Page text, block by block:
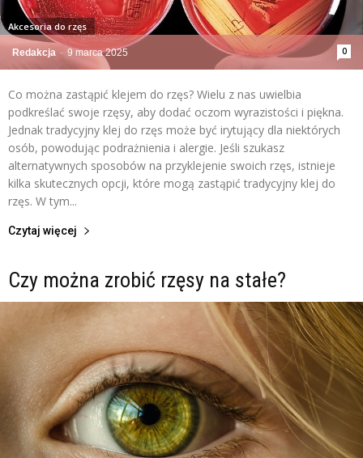
Redakcja - 9 marca 2025 0
Akcesoria do rzęs
Co można zastąpić klejem do rzęs? Wielu z nas uwielbia
podkreślać swoje rzęsy, aby dodać oczom wyrazistości i piękna.
Jednak tradycyjny klej do rzęs może być irytujący dla niektórych
osób, powodując podrażnienia i alergie. Jeśli szukasz
alternatywnych sposobów na przyklejenie swoich rzęs, istnieje
kilka skutecznych opcji, które mogą zastąpić tradycyjny klej do
rzęs. W tym...
Czytaj więcej
Czy można zrobić rzęsy na stałe?